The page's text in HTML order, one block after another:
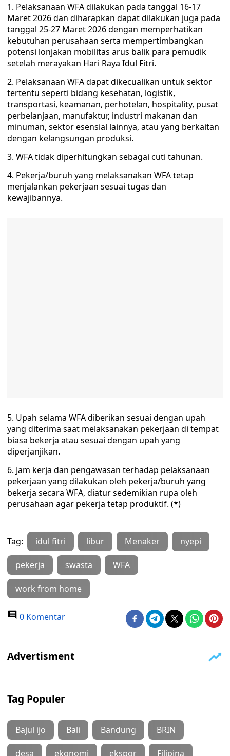
1. Pelaksanaan WFA dilakukan pada tanggal 16-17
Maret 2026 dan diharapkan dapat dilakukan juga pada
tanggal 25-27 Maret 2026 dengan memperhatikan
kebutuhan perusahaan serta mempertimbangkan
potensi lonjakan mobilitas arus balik para pemudik
setelah merayakan Hari Raya Idul Fitri.
2. Pelaksanaan WFA dapat dikecualikan untuk sektor
tertentu seperti bidang kesehatan, logistik,
transportasi, keamanan, perhotelan, hospitality, pusat
perbelanjaan, manufaktur, industri makanan dan
minuman, sektor esensial lainnya, atau yang berkaitan
dengan kelangsungan produksi.
3. WFA tidak diperhitungkan sebagai cuti tahunan.
4. Pekerja/buruh yang melaksanakan WFA tetap
menjalankan pekerjaan sesuai tugas dan
kewajibannya.
5. Upah selama WFA diberikan sesuai dengan upah
yang diterima saat melaksanakan pekerjaan di tempat
biasa bekerja atau sesuai dengan upah yang
diperjanjikan.
6. Jam kerja dan pengawasan terhadap pelaksanaan
pekerjaan yang dilakukan oleh pekerja/buruh yang
bekerja secara WFA, diatur sedemikian rupa oleh
perusahaan agar pekerja tetap produktif. (*)
Tag: idul fitri libur Menaker nyepi
pekerja swasta WFA
work from home
0 Komentar
Tag Populer
Bajul ijo Bali Bandung BRIN
desa ekonomi ekspor Filipina